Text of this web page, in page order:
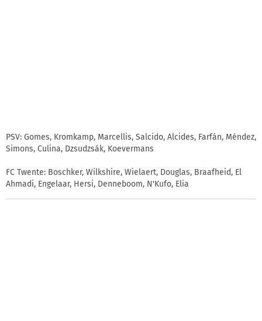
PSV: Gomes, Kromkamp, Marcellis, Salcido, Alcides, Farfán, Méndez,
Simons, Culina, Dzsudzsák, Koevermans
FC Twente: Boschker, Wilkshire, Wielaert, Douglas, Braafheid, El
Ahmadi, Engelaar, Hersi, Denneboom, N'Kufo, Elia